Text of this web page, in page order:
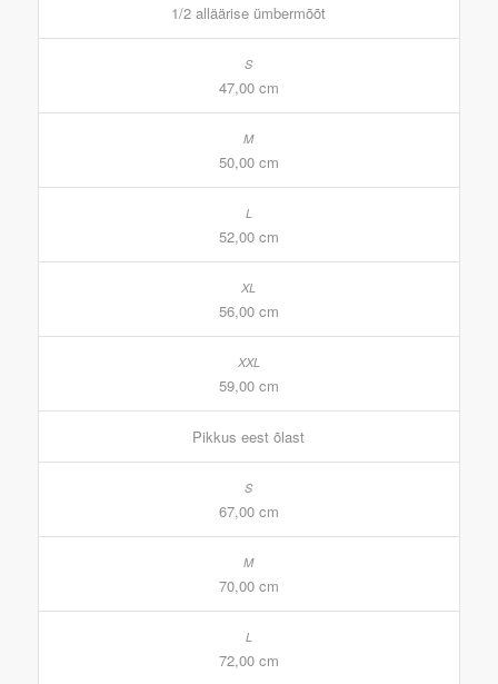
1/2 alläärise ümbermõõt
47,00 cm
50,00 cm
52,00 cm
56,00 cm
59,00 cm
Pikkus eest õlast
67,00 cm
70,00 cm
72,00 cm